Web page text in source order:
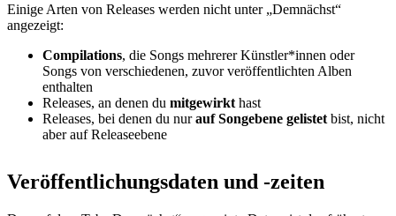
Einige Arten von Releases werden nicht unter „Demnächst“
angezeigt:
Compilations, die Songs mehrerer Künstler*innen oder
Songs von verschiedenen, zuvor veröffentlichten Alben
enthalten
Releases, an denen du mitgewirkt hast
Releases, bei denen du nurauf Songebene gelistet bist, nicht
aber auf Releaseebene
Veröffentlichungsdaten und -zeiten